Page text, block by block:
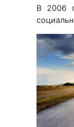
В 2006